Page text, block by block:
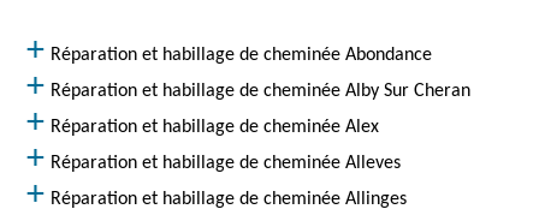
Réparation et habillage de cheminée Abondance
Réparation et habillage de cheminée Alby Sur Cheran
Réparation et habillage de cheminée Alex
Réparation et habillage de cheminée Alleves
Réparation et habillage de cheminée Allinges